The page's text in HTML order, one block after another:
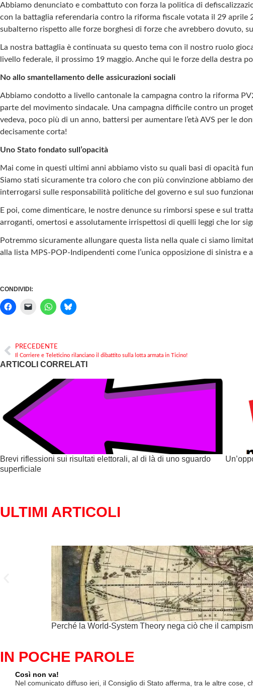
Abbiamo denunciato e combattuto con forza la politica di
con la battaglia referendaria contro la riforma fiscale votata il 29
subalterno rispetto alle forze borghesi di forze che avrebbero dovuto,
La nostra battaglia è continuata su questo tema con il nostro ruolo
livello federale, il prossimo 19 maggio. Anche qui le forze della destra
No allo smantellamento delle assicurazioni sociali
Abbiamo condotto a livello cantonale la campagna contro la riforma
parte del movimento sindacale. Una campagna difficile contro un
vedeva, poco più di un anno, battersi per aumentare l’età AVS per le
decisamente corta!
Uno Stato fondato sull’opacità
Mai come in questi ultimi anni abbiamo visto su quali basi di opacità
Siamo stati sicuramente tra coloro che con più convinzione abbiamo
interrogarsi sulle responsabilità politiche del governo e sul suo
E poi, come dimenticare, le nostre denunce su rimborsi spese e sul
arroganti, omertosi e assolutamente irrispettosi di quelli leggi che lor
Potremmo sicuramente allungare questa lista nella quale ci siamo
alla lista MPS-POP-Indipendenti come l’unica opposizione di sinistra
CONDIVIDI:
PRECEDENTE
Il Corriere e Teleticino rilanciano il dibattito sulla lotta armata in Ticino!
ARTICOLI CORRELATI
Brevi riflessioni sui risultati elettorali, al di là di uno sguardo
superficiale
ULTIMI ARTICOLI
Perché la World-System Theory nega ciò che il
IN POCHE PAROLE
Così non va!
Nel comunicato diffuso ieri, il Consiglio di Stato afferma, tra le altre